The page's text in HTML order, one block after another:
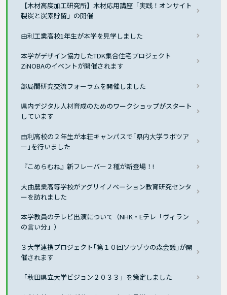
【木材高度加工研究所】木材応用講座「実践！オンサイト
製炭と炭素貯留」の開催
由利工業高校1年生が本学を見学しました
本学がデザイン協力したTDK集合住宅プロジェクト
ZiNOBAのイベントが開催されます
部局間研究交流フォーラムを開催しました
県内デジタル人材育成のためのワークショップがスタート
しています
由利高校の２年生が本荘キャンパスで｢県内大学ラボツア
ー｣を行いました
『こめらむね』新フレーバー２種が新登場！!
大曲農業高等学校がアグリイノベーション教育研究センタ
ーを訪れました
本学教員のテレビ出演について（NHK・Eテレ「ヴィラン
の言い分」）
３大学連携プロジェクト｢第１０回ソウゾウの森会議｣が開
催されます
「秋田県立大学ビジョン２０３３」を策定しました